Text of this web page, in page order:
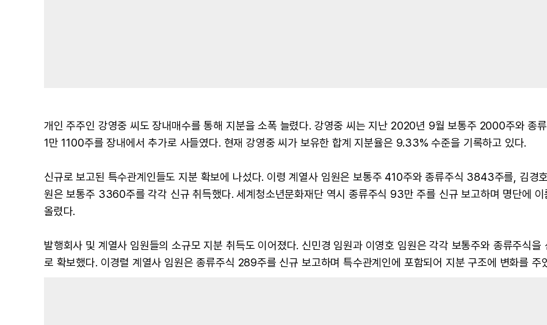
개인 주주인 강영중 씨도 장내매수를 통해 지분을 소폭 늘렸다. 강영중 씨는 지난 2020년 9월 보통주 2000주와 종
1만 1100주를 장내에서 추가로 사들였다. 현재 강영중 씨가 보유한 합계 지분율은 9.33% 수준을 기록하고 있다.
신규로 보고된 특수관계인들도 지분 확보에 나섰다. 이령 계열사 임원은 보통주 410주와 종류주식 3843주를, 김경
원은 보통주 3360주를 각각 신규 취득했다. 세계청소년문화재단 역시 종류주식 93만 주를 신규 보고하며 명단에 이
올렸다.
발행회사 및 계열사 임원들의 소규모 지분 취득도 이어졌다. 신민경 임원과 이영호 임원은 각각 보통주와 종류주식을
로 확보했다. 이경렬 계열사 임원은 종류주식 289주를 신규 보고하며 특수관계인에 포함되어 지분 구조에 변화를 주